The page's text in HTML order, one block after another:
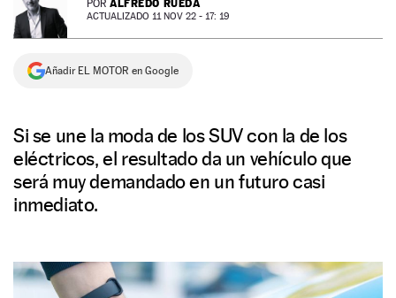
NEWSLETTER
SÍGUENOS
POR ALFREDO RUEDA
ACTUALIZADO 11 NOV 22 - 17: 19
Añadir EL MOTOR en Google
Si se une la moda de los SUV con la de los
eléctricos, el resultado da un vehículo que
será muy demandado en un futuro casi
inmediato.